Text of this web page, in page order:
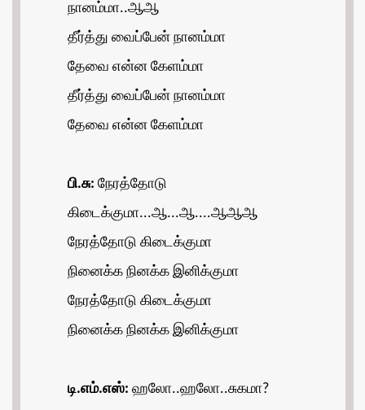
நானம்மா..ஆஆ
தீர்த்து வைப்பேன் நானம்மா
தேவை என்ன கேளம்மா
தீர்த்து வைப்பேன் நானம்மா
தேவை என்ன கேளம்மா
பி.சு: நேரத்தோடு
கிடைக்குமா...ஆ...ஆ....ஆஆஆ
நேரத்தோடு கிடைக்குமா
நினைக்க நினக்க இனிக்குமா
நேரத்தோடு கிடைக்குமா
நினைக்க நினக்க இனிக்குமா
டி.எம்.எஸ்: ஹலோ..ஹலோ..சுகமா?